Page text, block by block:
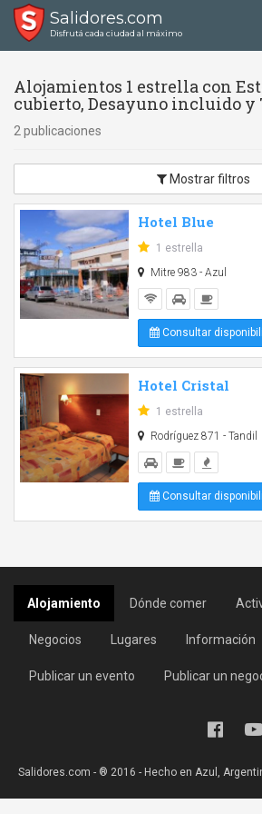
Salidores.com
Disfrutá cada ciudad al máximo
Alojamientos 1 estrella con
cubierto, Desayuno incluido y
2 publicaciones
Mostrar filtros
Hotel Blue
1 estrella
Mitre 983 - Azul
Consultar
Hotel Cristal
1 estrella
Rodríguez 871 - Tandil
Consultar
Alojamiento Dónde comer
Negocios Lugares Información
Publicar un evento Publicar un
Salidores.com - ® 2016 - Hecho en Azul,